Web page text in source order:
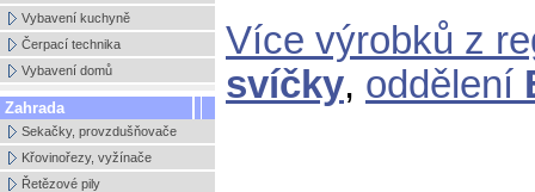
Vybavení kuchyně
Čerpací technika
Vybavení domů
Zahrada
Sekačky, provzdušňovače
Křovinořezy, vyžínače
Řetězové pily
Více výrobků z
svíčky, oddělení